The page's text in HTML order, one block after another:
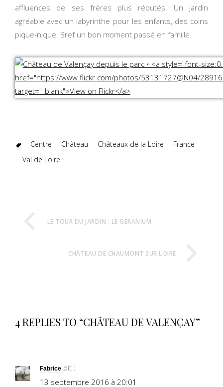
affluences de ses frères plus réputés. Un jardin
agréable avec un labyrinthe pour les enfants, des coins
pique-nique. Bref un bon moment passé en famille.
Centre Château Châteaux de la Loire
France
Val de Loire
LE TOUR DU JARDIN : LE GÉRANIUM
CHÂTEAU DE CHAUMONT SUR LOIRE
4 REPLIES TO “CHÂTEAU DE VALENÇAY”
Fabrice dit :
13 septembre 2016 à 20:01